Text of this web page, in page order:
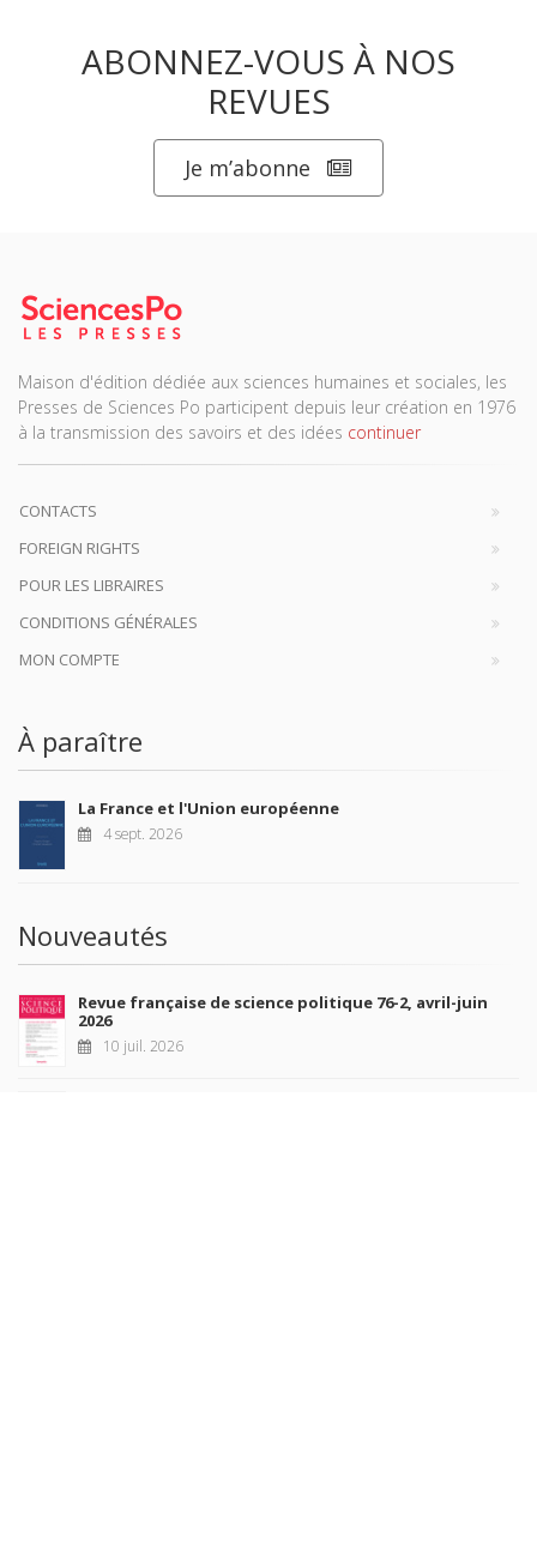
ABONNEZ-VOUS À NOS
REVUES
Je m’abonne
Maison d'édition dédiée aux sciences humaines et sociales, les
Presses de Sciences Po participent depuis leur création en 1976
à la transmission des savoirs et des idées continuer
CONTACTS
FOREIGN RIGHTS
POUR LES LIBRAIRES
CONDITIONS GÉNÉRALES
MON COMPTE
À paraître
La France et l'Union européenne
4 sept. 2026
Nouveautés
Revue française de science politique 76-2, avril-juin
2026
10 juil. 2026